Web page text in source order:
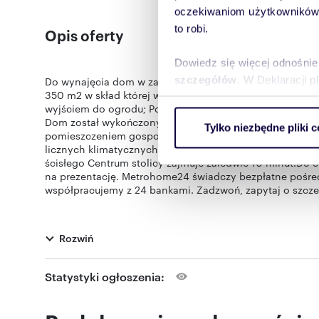
oczekiwaniom
to robi.
Dowiedz się więcej
szczegółów . W Deklaracji
ruch w naszej witrynie.
reklamowym i
uzyskanymi podczas
Tylko niezbędne pliki
Opis oferty
Do wynajęcia dom w zabudowie szeregowej położony
350 m2 w skład której wchodzi : Poziom I: salon
wyjściem do ogrodu; Poziom II: trzy sypialnie, łazienka,
Dom został wykończony w bardzo wysokim standardzie
pomieszczeniem gospodarczym oraz garażem na dwa
licznych klimatycznych kawiarenek, a jednocześnie w
ścisłego Centrum stolicy zajmuje zaledwie 10
na prezentację. Metrohome24 świadczy bezpłatne
współpracujemy z 24 bankami. Zadzwoń, zapytaj o
Numer oferty: AA0B7E17
Rozwiń
Statystyki ogłoszenia: